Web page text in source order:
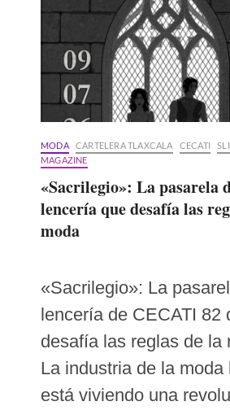
MODA CARTELERA TLAXCALA CECATI
MAGAZINE
«Sacrilegio»: La pasarela
lencería que desafía las
moda
«Sacrilegio»: La
lencería de CECATI 82
desafía las reglas de la
La industria de la moda
está viviendo una